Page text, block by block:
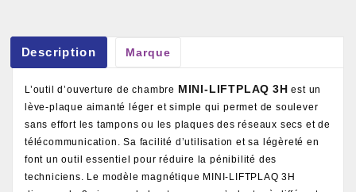
Description Marque
L’outil d’ouverture de chambre MINI-LIFTPLAQ 3H est un
lève-plaque aimanté léger et simple qui permet de soulever
sans effort les tampons ou les plaques des réseaux secs et de
télécommunication. Sa facilité d’utilisation et sa légèreté en
font un outil essentiel pour réduire la pénibilité des
techniciens. Le modèle magnétique MINI-LIFTPLAQ 3H